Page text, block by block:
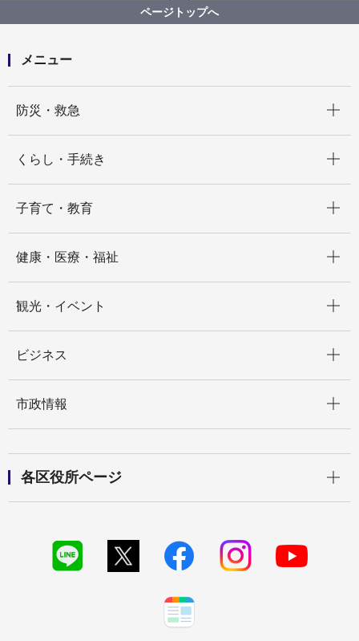
記者発表 2023年度
九都県市省エネ家電買替キャンペーン及び九都県市高
ページトップへ
メニュー
防災・救急
くらし・手続き
子育て・教育
健康・医療・福祉
観光・イベント
ビジネス
市政情報
各区役所ページ